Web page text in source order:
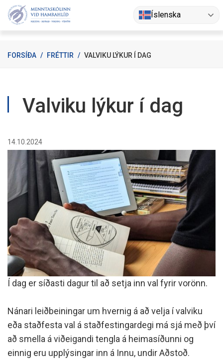
Fara
Íslenska
FORSÍÐA / FRÉTTIR / VALVIKU LÝKUR Í DAG
Valviku lýkur í dag
14.10.2024
Í dag er síðasti dagur til að setja inn val fyrir vorönn.
Nánari leiðbeiningar um hvernig á að velja í valviku
eða staðfesta val á staðfestingardegi má sjá með því
að smella á viðeigandi tengla á heimasíðunni og
einnig eru upplýsingar inn á Innu, undir Aðstoð.